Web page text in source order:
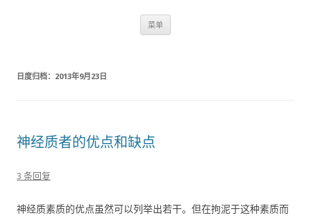
菜单
日度归档： 2013年9月23日
神经质者的优点和缺点
3 条回复
神经质素质的优点虽然可以列举出若干。但在拘泥于这种素质而